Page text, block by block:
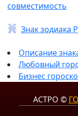
совместимость
Знак зодиака
Описание
Любовный
Бизнес
АСТРО ©